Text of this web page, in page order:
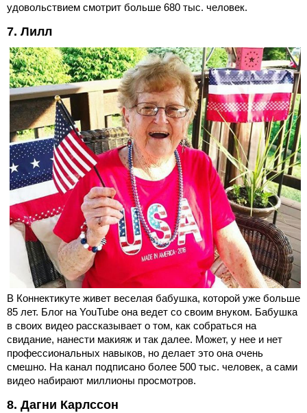
удовольствием смотрит больше 680 тыс. человек.
7. Лилл
В Коннектикуте живет веселая бабушка, которой уже больше
85 лет. Блог на YouTube она ведет со своим внуком. Бабушка
в своих видео рассказывает о том, как собраться на
свидание, нанести макияж и так далее. Может, у нее и нет
профессиональных навыков, но делает это она очень
смешно. На канал подписано более 500 тыс. человек, а сами
видео набирают миллионы просмотров.
8. Дагни Карлссон